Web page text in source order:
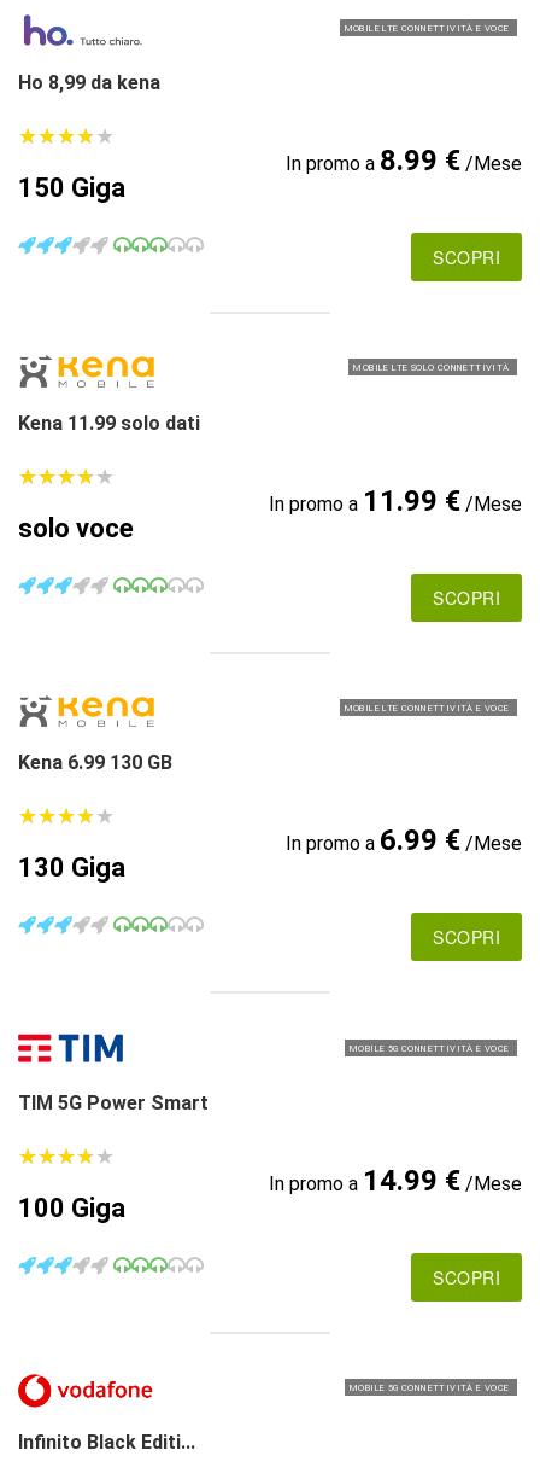
MOBILE LTE CONNETTIVITÀ E VOCE
Ho 8,99 da kena
★★★★★
★★★★★
150 Giga
In promo a 8.99 €/Mese
SCOPRI
MOBILE LTE SOLO CONNETTIVITÀ
Kena 11.99 solo dati
★★★★★
★★★★★
solo voce
In promo a 11.99 €/Mese
SCOPRI
MOBILE LTE CONNETTIVITÀ E VOCE
Kena 6.99 130 GB
★★★★★
★★★★★
130 Giga
In promo a 6.99 €/Mese
SCOPRI
MOBILE 5G CONNETTIVITÀ E VOCE
TIM 5G Power Smart
★★★★★
★★★★★
100 Giga
In promo a 14.99 €/Mese
SCOPRI
MOBILE 5G CONNETTIVITÀ E VOCE
Infinito Black Editi...